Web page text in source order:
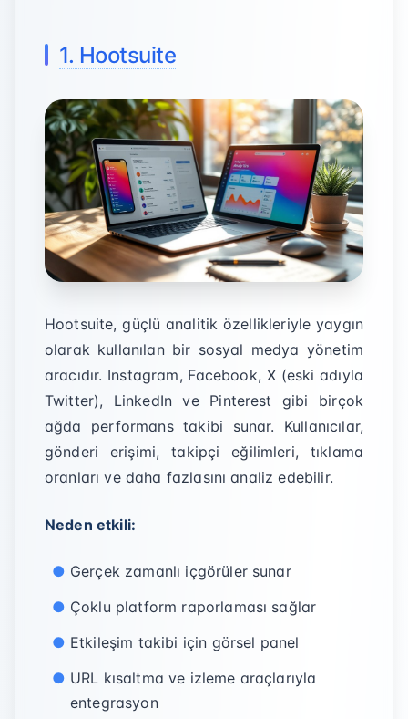
1. Hootsuite
Hootsuite, güçlü analitik özellikleriyle yaygın
olarak kullanılan bir sosyal medya yönetim
aracıdır. Instagram, Facebook, X (eski adıyla
Twitter), LinkedIn ve Pinterest gibi birçok
ağda performans takibi sunar. Kullanıcılar,
gönderi erişimi, takipçi eğilimleri, tıklama
oranları ve daha fazlasını analiz edebilir.
Neden etkili:
Gerçek zamanlı içgörüler sunar
Çoklu platform raporlaması sağlar
Etkileşim takibi için görsel panel
URL kısaltma ve izleme araçlarıyla
entegrasyon